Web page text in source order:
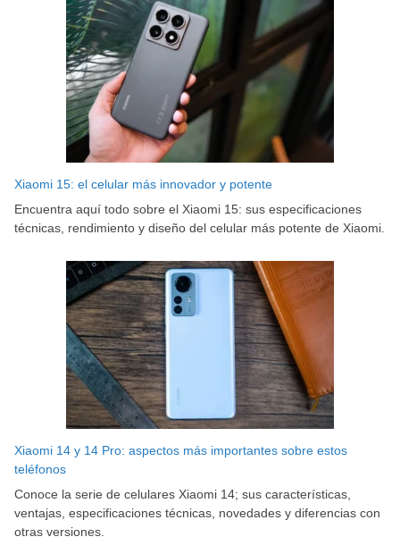
Xiaomi 15: el celular más innovador y potente
Encuentra aquí todo sobre el Xiaomi 15: sus especificaciones
técnicas, rendimiento y diseño del celular más potente de Xiaomi.
Xiaomi 14 y 14 Pro: aspectos más importantes sobre estos
teléfonos
Conoce la serie de celulares Xiaomi 14; sus características,
ventajas, especificaciones técnicas, novedades y diferencias con
otras versiones.